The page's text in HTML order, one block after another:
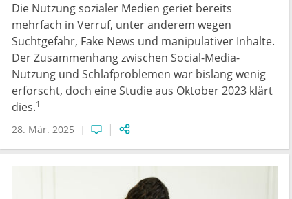
Die Nutzung sozialer Medien geriet bereits
mehrfach in Verruf, unter anderem wegen
Suchtgefahr, Fake News und manipulativer Inhalte.
Der Zusammenhang zwischen Social-Media-
Nutzung und Schlafproblemen war bislang wenig
erforscht, doch eine Studie aus Oktober 2023 klärt
dies.1
28. Mär. 2025